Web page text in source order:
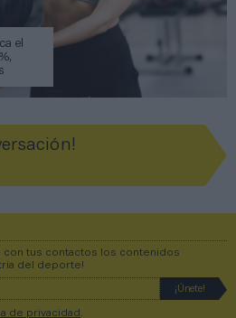
el
con tus contactos los contenidos
del deporte!
de privacidad